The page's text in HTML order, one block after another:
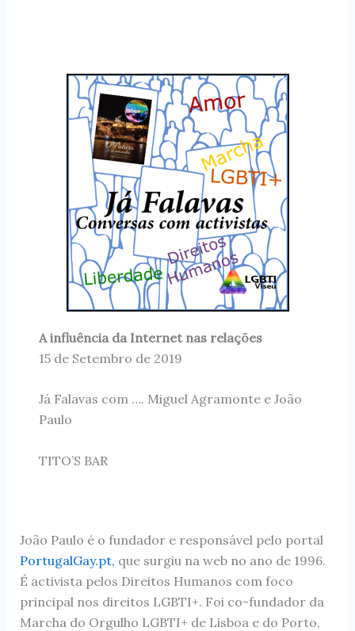
A influência da Internet nas relações
15 de Setembro de 2019
Já Falavas com …. Miguel Agramonte e João
Paulo
TITO’S BAR
João Paulo é o fundador e responsável pelo portal
PortugalGay.pt, que surgiu na web no ano de 1996.
É activista pelos Direitos Humanos com foco
principal nos direitos LGBTI+. Foi co-fundador da
Marcha do Orgulho LGBTI+ de Lisboa e do Porto,